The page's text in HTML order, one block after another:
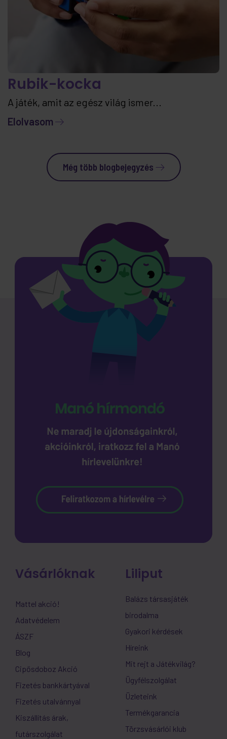
Rubik-kocka
A játék, amit az egész világ ismer...
Elolvasom
Még több blogbejegyzés
Vásárlóknak
Mattel akció!
Adatvédelem
ÁSZF
Blog
Cipősdoboz Akció
Fizetés bankkártyával
Fizetés utalvánnyal
Kiszállítás árak,
futárszolgálat
Liliput
Balázs társasjáték
birodalma
Gyakori kérdések
Híreink
Mit rejt a Játékvilág?
Ügyfélszolgálat
Üzleteink
Termékgarancia
Törzsvásárlói klub